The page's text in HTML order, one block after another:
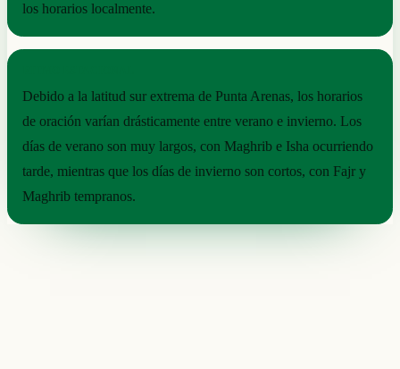
los horarios localmente.
Debido a la latitud sur extrema de Punta Arenas, los horarios
de oración varían drásticamente entre verano e invierno. Los
días de verano son muy largos, con Maghrib e Isha ocurriendo
tarde, mientras que los días de invierno son cortos, con Fajr y
Maghrib tempranos.